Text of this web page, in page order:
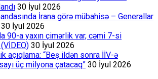
30 İyul 2026
İrana görə mübahisə – Generallar
30 İyul 2026
90-a yaxın çimərlik var, cəmi 7-si
30 İyul 2026
açıqlama: “Beş ildən sonra İİV-ə
üç milyona çatacaq” 30 İyul 2026